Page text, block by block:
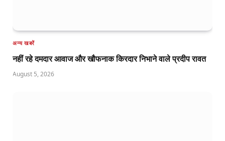
अन्य खबरें
नहीं रहे दमदार आवाज और खौफनाक किरदार निभाने वाले प्रदीप रावत
August 5, 2026